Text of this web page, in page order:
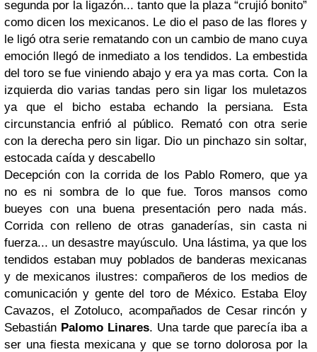
segunda por la ligazón... tanto que la plaza “crujió bonito”
como dicen los mexicanos. Le dio el paso de las flores y
le ligó otra serie rematando con un cambio de mano cuya
emoción llegó de inmediato a los tendidos. La embestida
del toro se fue viniendo abajo y era ya mas corta. Con la
izquierda dio varias tandas pero sin ligar los muletazos
ya que el bicho estaba echando la persiana. Esta
circunstancia enfrió al público. Remató con otra serie
con la derecha pero sin ligar. Dio un pinchazo sin soltar,
estocada caída y descabello
Decepción con la corrida de los Pablo Romero, que ya
no es ni sombra de lo que fue. Toros mansos como
bueyes con una buena presentación pero nada más.
Corrida con relleno de otras ganaderías, sin casta ni
fuerza... un desastre mayúsculo. Una lástima, ya que los
tendidos estaban muy poblados de banderas mexicanas
y de mexicanos ilustres: compañeros de los medios de
comunicación y gente del toro de México. Estaba Eloy
Cavazos, el Zotoluco, acompañados de Cesar rincón y
Sebastián Palomo Linares. Una tarde que parecía iba a
ser una fiesta mexicana y que se torno dolorosa por la